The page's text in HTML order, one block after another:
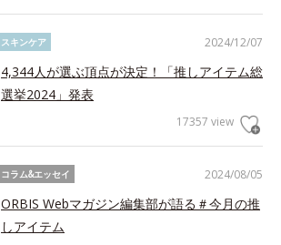
2024/12/07
スキンケア
4,344人が選ぶ頂点が決定！「推しアイテム総
選挙2024」発表
17357 view
2024/08/05
コラム&エッセイ
ORBIS Webマガジン編集部が語る＃今月の推
しアイテム